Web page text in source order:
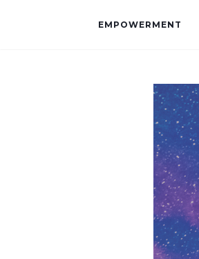
EMPOWERMENT